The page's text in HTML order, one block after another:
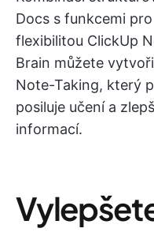
Docs s funkcemi
flexibilitou ClickUp
Brain můžete
Note-Taking, který
posiluje učení a
informací.